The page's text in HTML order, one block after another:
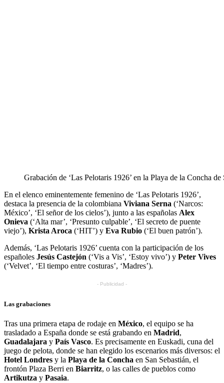
Grabación de ‘Las Pelotaris 1926’ en la Playa de la Concha
En el elenco eminentemente femenino de ‘Las Pelotaris 1926’,
destaca la presencia de la colombiana Viviana Serna (‘Narcos:
México’, ‘El señor de los cielos’), junto a las españolas Alex
Onieva (‘Alta mar’, ‘Presunto culpable’, ‘El secreto de puente
viejo’), Krista Aroca (‘HIT’) y Eva Rubio (‘El buen patrón’).
Además, ‘Las Pelotaris 1926’ cuenta con la participación de los
españoles Jesús Castejón (‘Vis a Vis’, ‘Estoy vivo’) y Peter Vives
(‘Velvet’, ‘El tiempo entre costuras’, ‘Madres’).
- Publicidad -
Las grabaciones
Tras una primera etapa de rodaje en México, el equipo se ha
trasladado a España donde se está grabando en Madrid,
Guadalajara y País Vasco. Es precisamente en Euskadi, cuna del
juego de pelota, donde se han elegido los escenarios más diversos: el
Hotel Londres y la Playa de la Concha en San Sebastián, el
frontón Plaza Berri en Biarritz, o las calles de pueblos como
Artikutza y Pasaia.